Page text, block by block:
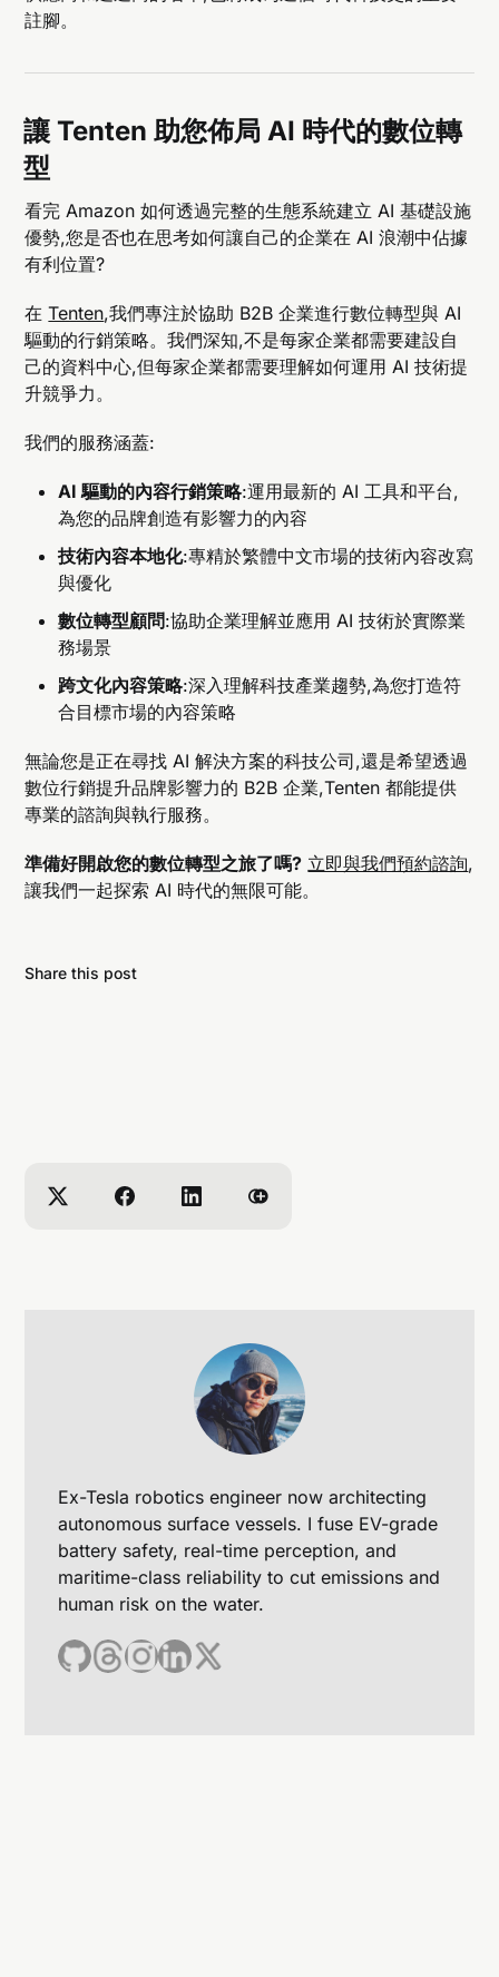
註腳。
讓 Tenten 助您佈局 AI 時代的數位轉
型
看完 Amazon 如何透過完整的生態系統建立 AI 基礎設施
優勢,您是否也在思考如何讓自己的企業在 AI 浪潮中佔據
有利位置?
在Tenten,我們專注於協助 B2B 企業進行數位轉型與 AI
驅動的行銷策略。我們深知,不是每家企業都需要建設自
己的資料中心,但每家企業都需要理解如何運用 AI 技術提
升競爭力。
我們的服務涵蓋:
AI 驅動的內容行銷策略:運用最新的 AI 工具和平台,
為您的品牌創造有影響力的內容
技術內容本地化:專精於繁體中文市場的技術內容改寫
與優化
數位轉型顧問:協助企業理解並應用 AI 技術於實際業
務場景
跨文化內容策略:深入理解科技產業趨勢,為您打造符
合目標市場的內容策略
無論您是正在尋找 AI 解決方案的科技公司,還是希望透過
數位行銷提升品牌影響力的 B2B 企業,Tenten 都能提供
專業的諮詢與執行服務。
準備好開啟您的數位轉型之旅了嗎? 立即與我們預約諮詢,
讓我們一起探索 AI 時代的無限可能。
Share this post
Ex-Tesla robotics engineer now architecting
autonomous surface vessels. I fuse EV-grade
battery safety, real-time perception, and
maritime-class reliability to cut emissions and
human risk on the water.